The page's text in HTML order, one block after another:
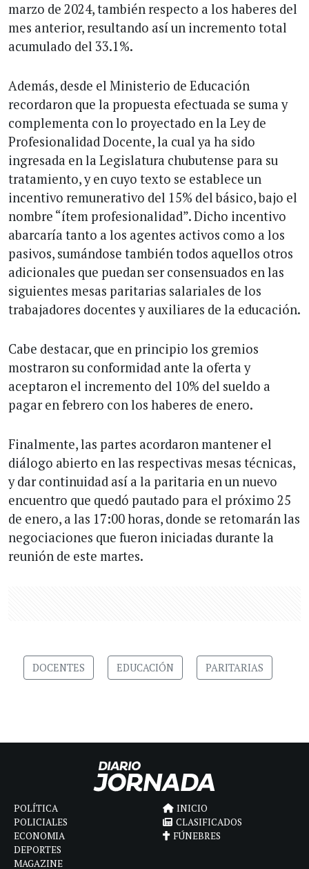
marzo de 2024, también respecto a los haberes del
mes anterior, resultando así un incremento total
acumulado del 33.1%.
Además, desde el Ministerio de Educación
recordaron que la propuesta efectuada se suma y
complementa con lo proyectado en la Ley de
Profesionalidad Docente, la cual ya ha sido
ingresada en la Legislatura chubutense para su
tratamiento, y en cuyo texto se establece un
incentivo remunerativo del 15% del básico, bajo el
nombre “ítem profesionalidad”. Dicho incentivo
abarcaría tanto a los agentes activos como a los
pasivos, sumándose también todos aquellos otros
adicionales que puedan ser consensuados en las
siguientes mesas paritarias salariales de los
trabajadores docentes y auxiliares de la educación.
Cabe destacar, que en principio los gremios
mostraron su conformidad ante la oferta y
aceptaron el incremento del 10% del sueldo a
pagar en febrero con los haberes de enero.
Finalmente, las partes acordaron mantener el
diálogo abierto en las respectivas mesas técnicas,
y dar continuidad así a la paritaria en un nuevo
encuentro que quedó pautado para el próximo 25
de enero, a las 17:00 horas, donde se retomarán las
negociaciones que fueron iniciadas durante la
reunión de este martes.
DOCENTES EDUCACIÓN PARITARIAS
POLÍTICA
POLICIALES
ECONOMIA
DEPORTES
MAGAZINE
INICIO
CLASIFICADOS
FÚNEBRES